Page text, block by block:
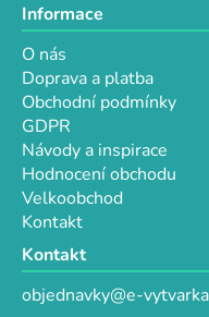
Informace
O nás
Doprava a platba
Obchodní podmínky
GDPR
Návody a inspirace
Hodnocení obchodu
Velkoobchod
Kontakt
Kontakt
objednavky@e-